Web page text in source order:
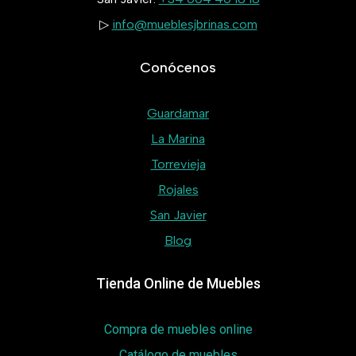
▷ info@mueblesjbrinas.com
Conócenos
Guardamar
La Marina
Torrevieja
Rojales
San Javier
Blog
Tienda Online de Muebles
Compra de muebles online